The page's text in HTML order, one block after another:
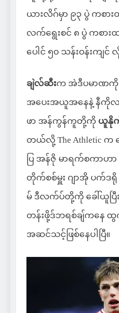
ယားလိဂ်မှာ ၉၃ ပွဲ ကစားထ
လက်ရွေးစင် ၈ ပွဲ ကစား
ပေါင် ၅၀ သန်းဝန်းကျင်
ချဲလ်ဆီးက အဲဒီပမာဏကို
အပေးအယူအနေနဲ့ နီကိုလ
ဖာ အန်ကွန်ကူတို့ကို ယူနို
တယ်လို့ The Athletic က
ပြ အန်ဇို မာရက်စကာ
တိုက်စစ်မှူး ဂျာအို ပက်
မ် ဒီလက်ပ်တို့ကို ခေါ်ယူပြီ
တန်းဖို့ဒ်ဘရစ်ချ်ကနေ ထွ
အဆင်သင့်ဖြစ်နေပါပြီ။